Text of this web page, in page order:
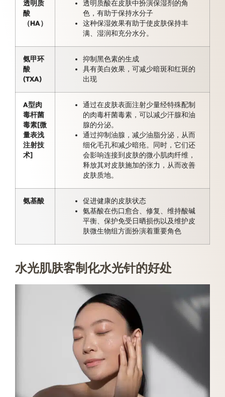
透明质
酸
（HA）
透明质酸在皮肤中扮演保湿剂的角
色，有助于保持水分子
这种保湿效果有助于使皮肤保持丰
满、湿润和充分水分。
氨甲环
酸
(TXA)
抑制黑色素的生成
具有美白效果，可减少暗斑和红斑的
出现
A型肉
毒杆菌
毒素[微
量表浅
注射技
术]
通过在皮肤表面注射少量经特殊配制
的肉毒杆菌毒素，可以减少汗腺和油
腺的分泌。
通过抑制油腺，减少油脂分泌，从而
细化毛孔和减少暗疮。同时，它们还
会影响连接到皮肤的微小肌肉纤维，
释放其对皮肤施加的张力，从而改善
皮肤质地。
氨基酸
促进健康的皮肤状态
氨基酸在伤口愈合、修复、维持酸碱
平衡、保护免受日晒损伤以及维护皮
肤微生物组方面扮演着重要角色
水光肌肤客制化水光针的好处